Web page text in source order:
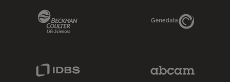
Genedata Link